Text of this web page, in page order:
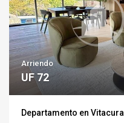
Arriendo
UF 72
Departamento en Vitacura